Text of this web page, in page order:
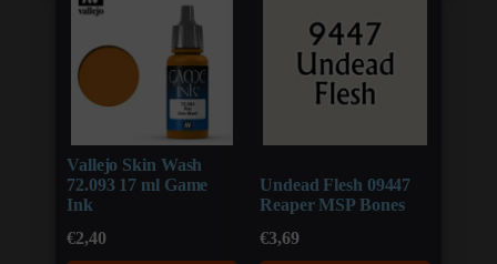
Vallejo Skin Wash
72.093 17 ml Game
Ink
€2,40
Undead Flesh 09447
Reaper MSP Bones
€3,69